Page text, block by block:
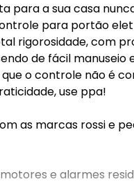
para a sua casa
para portão
rigorosidade, com
de fácil
o controle não é
use ppa!
as marcas rossi e
e alarmes